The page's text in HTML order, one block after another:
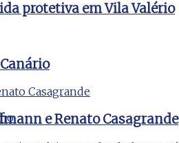
protetiva em Vila Valério
e Renato Casagrande